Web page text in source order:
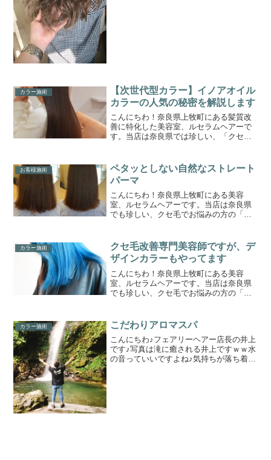
カラー施術
【次世代型カラー】イノアオイル
カラーの人気の秘密を解説します
こんにちわ！奈良県上牧町にある髪質改
善に特化した美容室、ルセラムヘアーで
す。当店は奈良県では珍しい、「クセ毛
お役立ちできれば嬉しく思います。ひと
りひとりに合わせた、オー...
お客様施術
ペタッとしない自然なストレート
パーマ
こんにちわ！奈良県上牧町にある美容
室、ルセラムヘアーです。当店は奈良県
でも珍しい、クセ毛でお悩みの方の「ク
お役立ちできれば嬉しく思います。縮毛
矯正や酸性ストレートについ...
カラー施術
クセ毛改善専門美容師ですが、デ
ザインカラーもやってます
こんにちわ！奈良県上牧町にある美容
室、ルセラムヘアーです。当店は奈良県
でも珍しい、クセ毛でお悩みの方の「ク
お役立ちできれば嬉しく思います。僕は
クセ毛対策に特化している美...
カラー施術 こだわりアロマスパ
こんにちわ♪フェアリーヘアー店長の井上
です♪写真は滝に癒される井上ですｗｗ水
の音っていいですよね♪気持ちが落ち着く